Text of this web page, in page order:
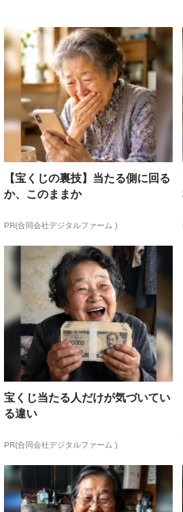
【宝くじの裏技】当たる側に回る
か、このままか
PR(合同会社デジタルファーム )
宝くじ当たる人だけが気づいてい
る違い
PR(合同会社デジタルファーム )